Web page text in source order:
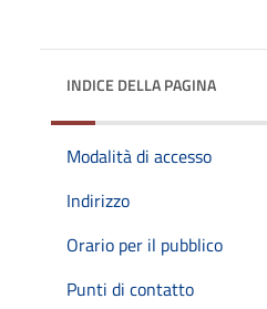
INDICE DELLA PAGINA
Modalità di accesso
Indirizzo
Orario per il pubblico
Punti di contatto